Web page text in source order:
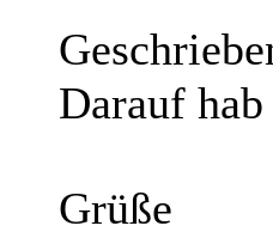
Darauf
Grüße